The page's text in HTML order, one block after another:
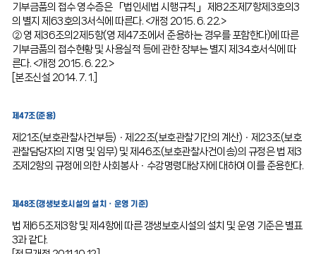
기부금품의 접수 영수증은 「법인세법 시행규칙」 제82조제7항제3호의3
의 별지 제63호의3서식에 따른다. <개정 2015. 6. 22.>
② 영 제36조의2제5항(영 제47조에서 준용하는 경우를 포함한다)에 따른
기부금품의 접수현황 및 사용실적 등에 관한 장부는 별지 제34호서식에 따
른다. <개정 2015. 6. 22.>
[본조신설 2014. 7. 1.]
제47조(준용)
제21조(보호관찰사건부등)ㆍ제22조(보호관찰기간의 계산)ㆍ제23조(보호
관찰담당자의 지명 및 임무) 및 제46조(보호관찰사건이송)의 규정은 법 제3
조제2항의 규정에 의한 사회봉사ㆍ수강명령대상자에 대하여 이를 준용한다.
제48조(갱생보호시설의 설치ㆍ운영 기준)
법 제65조제3항 및 제4항에 따른 갱생보호시설의 설치 및 운영 기준은 별표
3과 같다.